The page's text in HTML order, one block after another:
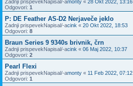
Zadnji prispevekNapisal/-amonty « 28 Okt 2022, 13:16
Odgovori: 1
P: DE Feather AS-D2 Nerjaveče jeklo
Zadnji prispevekNapisal/-acink « 20 Okt 2022, 18:53
Odgovori: 8
Braun Series 9 9340s brivnik, črn
Zadnji prispevekNapisal/-acink « 06 Maj 2022, 10:37
Odgovori: 2
Pearl Flexi
Zadnji prispevekNapisal/-amonty « 11 Feb 2022, 07:12
Odgovori: 1